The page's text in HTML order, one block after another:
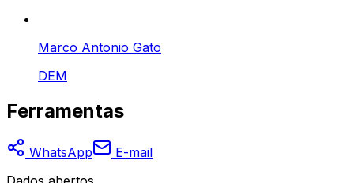
Marco Antonio Gato
DEM
Ferramentas
WhatsApp
E-mail